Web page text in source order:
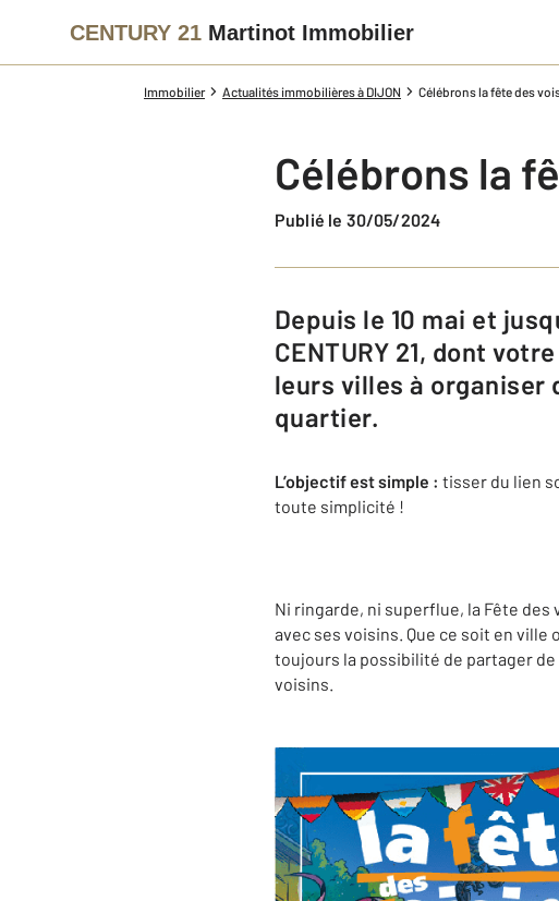
CENTURY 21 Martinot Immobilier
Immobilier Actualités immobilières à DIJON Célébrons la fête des
Célébrons la
Publié le 30/05/2024
Depuis le 10 mai et jusqu'à la fin du mois de juin, les 960 agences du Réseau
CENTURY 21, dont
leurs villes à organiser
quartier.
L’objectif est simple : tisser du lien
toute simplicité !
Ni ringarde, ni superflue, la Fête
avec ses voisins. Que ce soit en ville
toujours la possibilité de partager
voisins.